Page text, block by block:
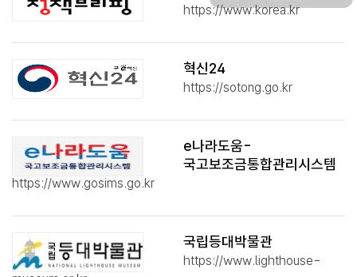
https://www.korea.kr
혁신24
https://sotong.go.kr
e나라도움-
국고보조금통합관리시스템
https://www.gosims.go.kr
국립등대박물관
https://www.lighthouse-